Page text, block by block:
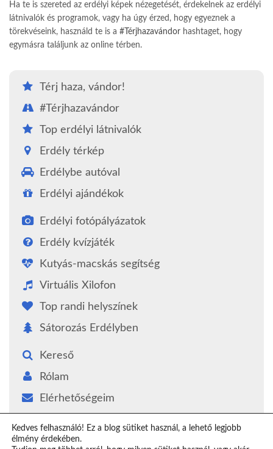
Ha te is szereted az erdélyi képek nézegetését, érdekelnek az erdélyi
látnivalók és programok, vagy ha úgy érzed, hogy egyeznek a
törekvéseink, használd te is a #Térjhazavándor hashtaget, hogy
egymásra találjunk az online térben.
Térj haza, vándor!
#Térjhazavándor
Top erdélyi látnivalók
Erdély térkép
Erdélybe autóval
Erdélyi ajándékok
Erdélyi fotópályázatok
Erdély kvízjáték
Kutyás-macskás segítség
Virtuális Xilofon
Top randi helyszínek
Sátorozás Erdélyben
Kereső
Rólam
Elérhetőségeim
Epilógus
Kedves felhasználó! Ez a blog sütiket használ, a lehető legjobb
élmény érdekében.